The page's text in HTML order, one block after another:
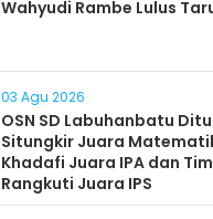
Wahyudi Rambe Lulus
03 Agu 2026
OSN SD Labuhanbatu
Situngkir Juara
Khadafi Juara IPA dan
Rangkuti Juara IPS